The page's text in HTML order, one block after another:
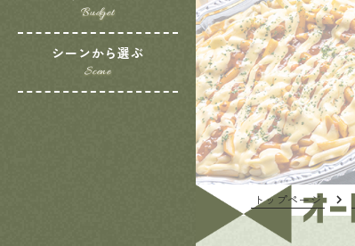
Budget
シーンから選ぶ
Scene
トップページ